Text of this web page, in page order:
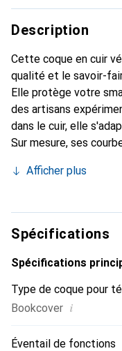
Description
Cette coque en cuir
qualité et le savoir-
Elle protège votre
des artisans
dans le cuir, elle
Sur mesure, ses
indispensable pour
marque Noreve est
exigeante.
Afficher plus
Spécifications
Spécifications
Type de coque pour
Bookcover i
Éventail de fonctions